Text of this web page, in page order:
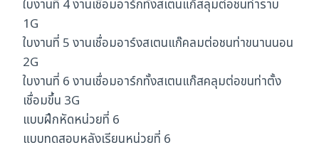
ใบงานที่ 4 งานเชื่อมอาร์กทั้งสเตนแก็สลุมต่อชนท่าราบ
1G
ใบงานที่ 5 งานเชื่อมอาร์งสเตนแก๊คลมต่อชนท่าขนานนอน
2G
ใบงานที่ 6 งานเชื่อมอาร์กทั้งสเตนแก๊สคลุมต่อขนท่าตั้ง
เชื่อมขึ้น 3G
แบบฝึกหัดหน่วยที่ 6
แบบทดสอบหลังเรียนหน่วยที่ 6